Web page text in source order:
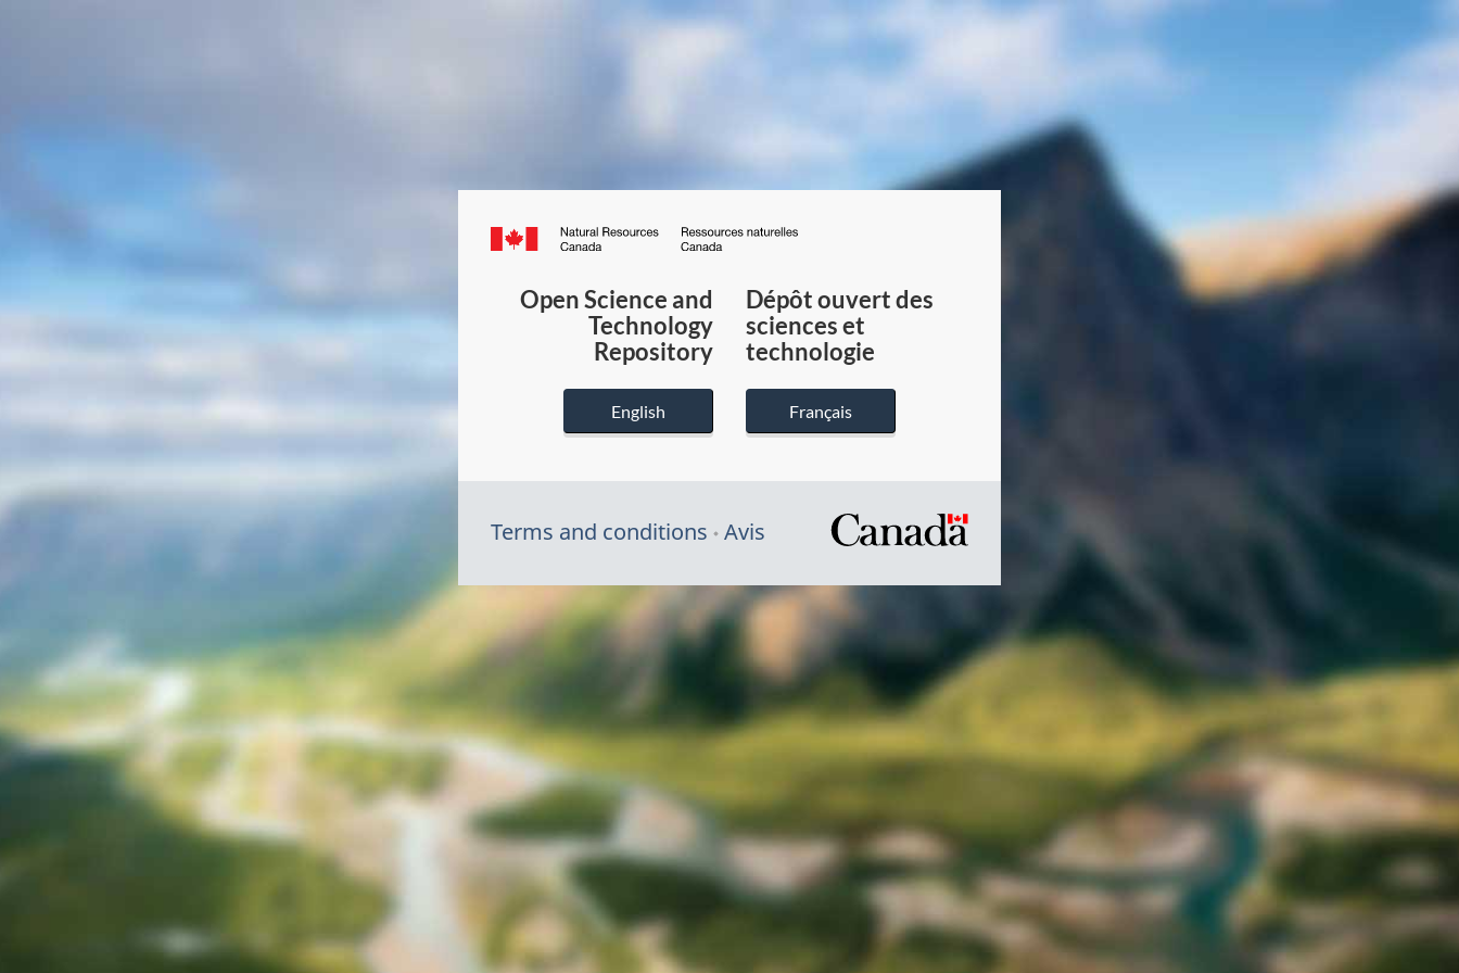
Canada.ca
du
Canada
Open Science and
Technology
Repository
English
Dépôt ouvert des
sciences et
technologie
Français
Terms and conditions Avis
/
gouvernement
du